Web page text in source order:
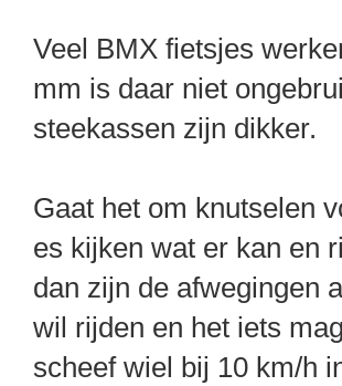
Veel BMX fietsjes
mm is daar niet
steekassen zijn dikker.
Gaat het om knutselen
es kijken wat er kan en
dan zijn de afwegingen
wil rijden en het iets
scheef wiel bij 10 km/h